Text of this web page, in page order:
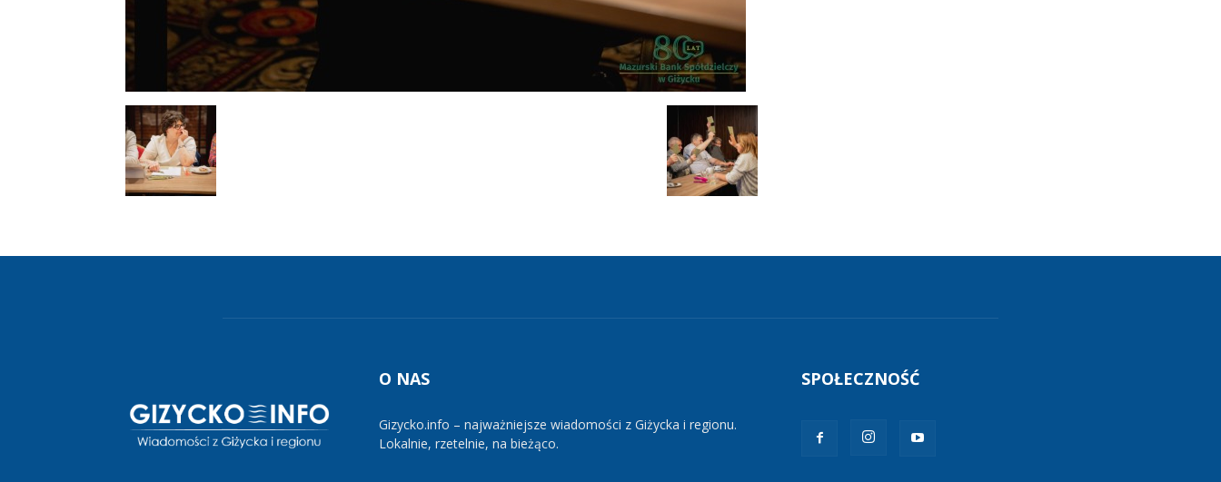
O NAS
Gizycko.info – najważniejsze wiadomości z Giżycka i regionu.
Lokalnie, rzetelnie, na bieżąco.
SPOŁECZNOŚĆ